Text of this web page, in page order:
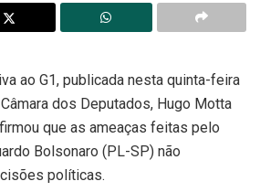
ao G1, publicada nesta quinta-feira
dos Deputados, Hugo Motta
que as ameaças feitas pelo
Bolsonaro (PL-SP) não
políticas.